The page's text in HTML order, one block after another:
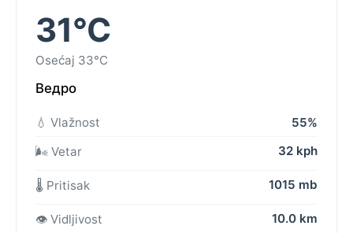
31°C
Osećaj 33°C
Ведро
💧 Vlažnost
55%
🌬️ Vetar
32 kph
🌡️ Pritisak 1015 mb
👁️ Vidljivost 10.0 km